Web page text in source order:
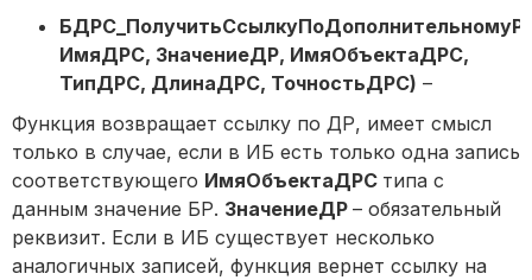
ИмяДРС, ЗначениеДР, ИмяОбъектаДРС,
ТипДРС, ДлинаДРС, ТочностьДРС) –
Функция возвращает ссылку по ДР, имеет смысл
только в случае, если в ИБ есть только одна запись
соответствующего ИмяОбъектаДРС типа с
данным значение БР. ЗначениеДР – обязательный
реквизит. Если в ИБ существует несколько
аналогичных записей, функция вернет ссылку на